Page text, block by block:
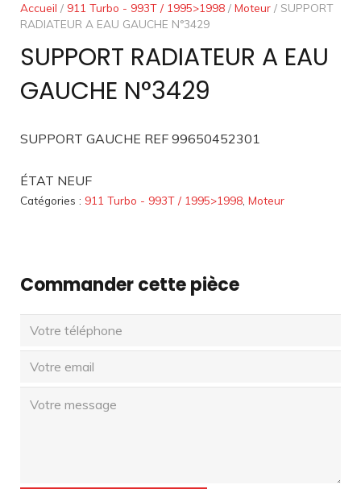
Accueil / 911 Turbo - 993T / 1995>1998 / Moteur / SUPPORT
RADIATEUR A EAU GAUCHE N°3429
SUPPORT RADIATEUR A EAU
GAUCHE N°3429
SUPPORT GAUCHE REF 99650452301
ÉTAT NEUF
Catégories : 911 Turbo - 993T / 1995>1998, Moteur
Commander cette pièce